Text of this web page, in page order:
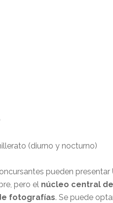
(diurno y nocturno)
pueden presentar
pero el núcleo central
fotografías. Se puede